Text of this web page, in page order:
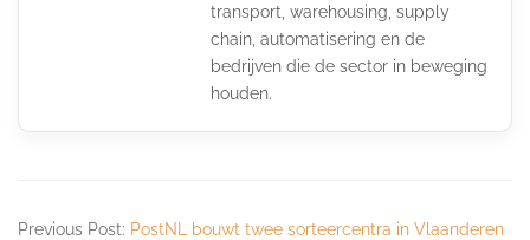
transport, warehousing, supply
chain, automatisering en de
bedrijven die de sector in beweging
houden.
Previous Post: PostNL bouwt twee sorteercentra in Vlaanderen